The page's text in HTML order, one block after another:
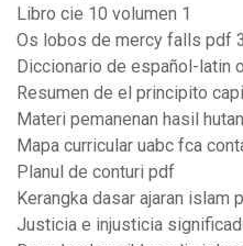
Libro cie 10 volumen 1
Os lobos de mercy falls pdf 3
Diccionario de español-latin
Resumen de el principito
Materi pemanenan hasil hutan
Mapa curricular uabc fca
Planul de conturi pdf
Kerangka dasar ajaran islam
Justicia e injusticia